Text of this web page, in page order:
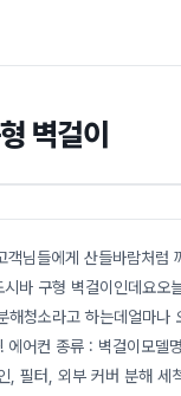
벽걸이
님들에게 산들바람처럼
바 구형 벽걸이인데요오
청소라고 하는데얼마나
어컨 종류 : 벽걸이모
, 필터, 외부 커버 분해